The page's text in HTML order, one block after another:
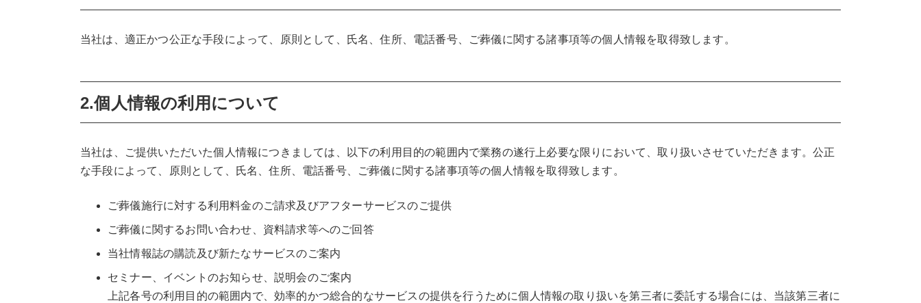
当社は、適正かつ公正な手段によって、原則として、氏名、住所、電話番号、ご葬儀に関する諸事項等の個人情報を取得致します。
2.個人情報の利用について
当社は、ご提供いただいた個人情報につきましては、以下の利用目的の範囲内で業務の遂行上必要な限りにおいて、取り扱いさせていただきます。公正
な手段によって、原則として、氏名、住所、電話番号、ご葬儀に関する諸事項等の個人情報を取得致します。
ご葬儀施行に対する利用料金のご請求及びアフターサービスのご提供
ご葬儀に関するお問い合わせ、資料請求等へのご回答
当社情報誌の購読及び新たなサービスのご案内
セミナー、イベントのお知らせ、説明会のご案内
上記各号の利用目的の範囲内で、効率的かつ総合的なサービスの提供を行うために個人情報の取り扱いを第三者に委託する場合には、当該第三者に